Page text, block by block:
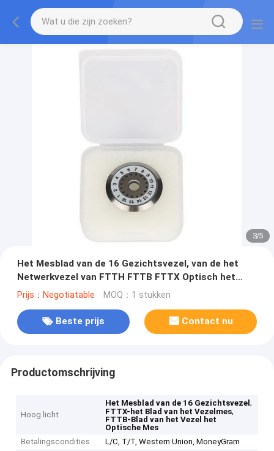
3/5
Het Mesblad van de 16 Gezichtsvezel, van de het
Netwerkvezel van FTTH FTTB FTTX Optisch het
Mesblad
Prijs：Negotiatable MOQ：1 stukken
Beste prijs Contact nu
Productomschrijving
Hoog licht
Het Mesblad van de 16 Gezichtsvezel,
FTTX-het Blad van het Vezelmes,
FTTB-Blad van het Vezel het
Optische Mes
Betalingscondities
L/C, T/T, Western Union, MoneyGram